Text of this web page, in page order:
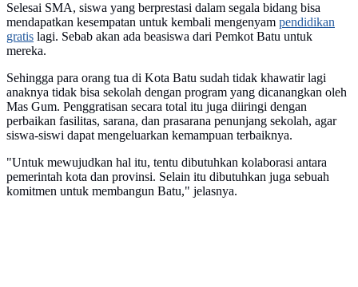
Selesai SMA, siswa yang berprestasi dalam segala bidang bisa
mendapatkan kesempatan untuk kembali mengenyam pendidikan
gratis lagi. Sebab akan ada beasiswa dari Pemkot Batu untuk
mereka.
Sehingga para orang tua di Kota Batu sudah tidak khawatir lagi
anaknya tidak bisa sekolah dengan program yang dicanangkan oleh
Mas Gum. Penggratisan secara total itu juga diiringi dengan
perbaikan fasilitas, sarana, dan prasarana penunjang sekolah, agar
siswa-siswi dapat mengeluarkan kemampuan terbaiknya.
"Untuk mewujudkan hal itu, tentu dibutuhkan kolaborasi antara
pemerintah kota dan provinsi. Selain itu dibutuhkan juga sebuah
komitmen untuk membangun Batu," jelasnya.